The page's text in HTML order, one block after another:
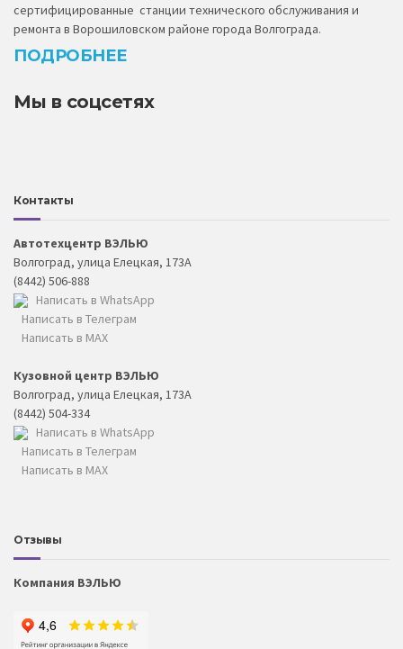
сертифицированные станции технического обслуживания и
ремонта в Ворошиловском районе города Волгограда.
ПОДРОБНЕЕ
Мы в соцсетях
Контакты
Автотехцентр ВЭЛЬЮ
Волгоград, улица Елецкая, 173А
(8442) 506-888
Написать в WhatsApp
Написать в Телеграм
Написать в MAX
Кузовной центр ВЭЛЬЮ
Волгоград, улица Елецкая, 173А
(8442) 504-334
Написать в WhatsApp
Написать в Телеграм
Написать в MAX
Отзывы
Компания ВЭЛЬЮ